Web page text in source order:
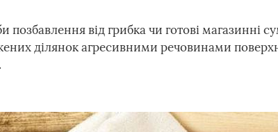
позбавлення від грибка чи готові магазинні
ділянок агресивними речовинами